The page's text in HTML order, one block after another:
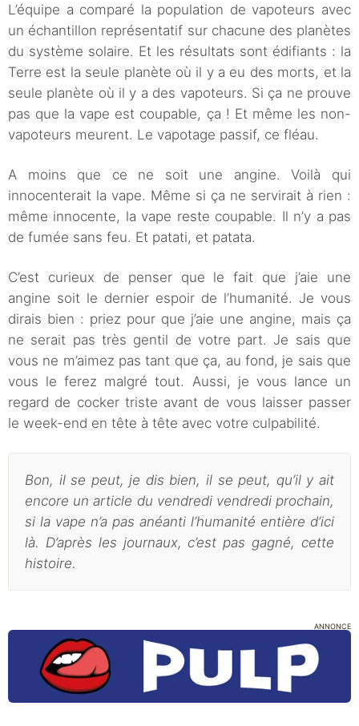
L’équipe a comparé la population de vapoteurs avec
un échantillon représentatif sur chacune des planètes
du système solaire. Et les résultats sont édifiants : la
Terre est la seule planète où il y a eu des morts, et la
seule planète où il y a des vapoteurs. Si ça ne prouve
pas que la vape est coupable, ça ! Et même les non-
vapoteurs meurent. Le vapotage passif, ce fléau.
A moins que ce ne soit une angine. Voilà qui
innocenterait la vape. Même si ça ne servirait à rien :
même innocente, la vape reste coupable. Il n’y a pas
de fumée sans feu. Et patati, et patata.
C’est curieux de penser que le fait que j’aie une
angine soit le dernier espoir de l’humanité. Je vous
dirais bien : priez pour que j’aie une angine, mais ça
ne serait pas très gentil de votre part. Je sais que
vous ne m’aimez pas tant que ça, au fond, je sais que
vous le ferez malgré tout. Aussi, je vous lance un
regard de cocker triste avant de vous laisser passer
le week-end en tête à tête avec votre culpabilité.
Bon, il se peut, je dis bien, il se peut, qu’il y ait
encore un article du vendredi vendredi prochain,
si la vape n’a pas anéanti l’humanité entière d’ici
là. D’après les journaux, c’est pas gagné, cette
histoire.
ANNONCE